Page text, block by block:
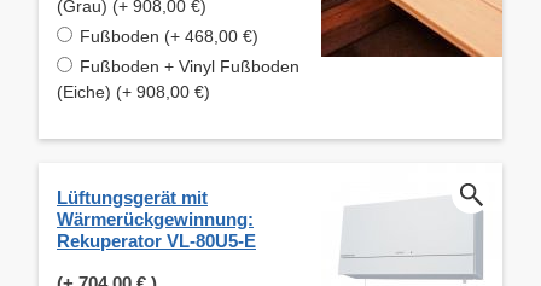
(Grau) (+ 908,00 €)
Fußboden (+ 468,00 €)
Fußboden + Vinyl Fußboden
(Eiche) (+ 908,00 €)
Lüftungsgerät mit
Wärmerückgewinnung:
Rekuperator VL-80U5-E